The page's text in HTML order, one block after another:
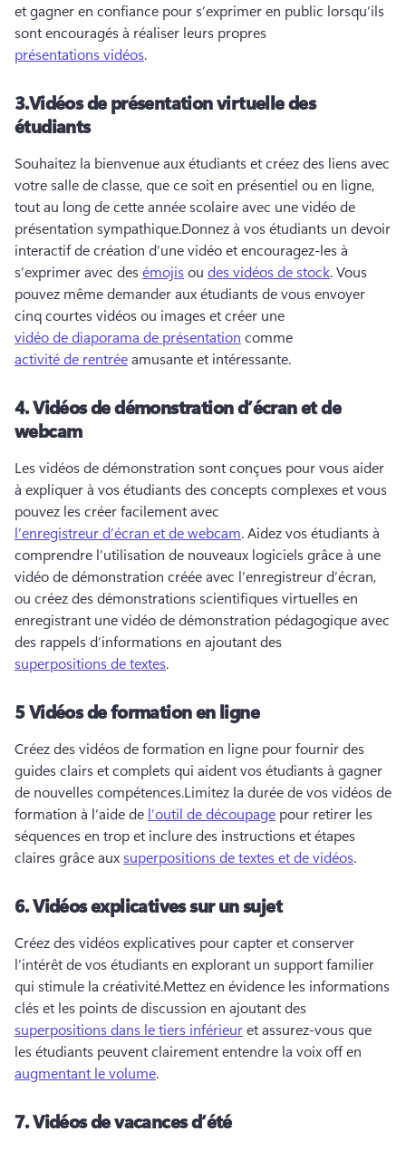
et gagner en confiance pour s’exprimer en public lorsqu’ils
sont encouragés à réaliser leurs propres
présentations vidéos.
3.Vidéos de présentation virtuelle des
étudiants
Souhaitez la bienvenue aux étudiants et créez des liens avec
votre salle de classe, que ce soit en présentiel ou en ligne,
tout au long de cette année scolaire avec une vidéo de
présentation sympathique.Donnez à vos étudiants un devoir
interactif de création d’une vidéo et encouragez-les à
s’exprimer avec des émojis ou des vidéos de stock. Vous
pouvez même demander aux étudiants de vous envoyer
cinq courtes vidéos ou images et créer une
vidéo de diaporama de présentation comme
activité de rentrée amusante et intéressante.
4.Vidéos de démonstration d’écran et de
webcam
Les vidéos de démonstration sont conçues pour vous aider
à expliquer à vos étudiants des concepts complexes et vous
pouvez les créer facilement avec
l’enregistreur d’écran et de webcam. Aidez vos étudiants à
comprendre l’utilisation de nouveaux logiciels grâce à une
vidéo de démonstration créée avec l’enregistreur d’écran,
ou créez des démonstrations scientifiques virtuelles en
enregistrant une vidéo de démonstration pédagogique avec
des rappels d’informations en ajoutant des
superpositions de textes.
5Vidéos de formation en ligne
Créez des vidéos de formation en ligne pour fournir des
guides clairs et complets qui aident vos étudiants à gagner
de nouvelles compétences.Limitez la durée de vos vidéos de
formation à l’aide de l’outil de découpage pour retirer les
séquences en trop et inclure des instructions et étapes
claires grâce aux superpositions de textes et de vidéos.
6.Vidéos explicatives sur un sujet
Créez des vidéos explicatives pour capter et conserver
l’intérêt de vos étudiants en explorant un support familier
qui stimule la créativité.Mettez en évidence les informations
clés et les points de discussion en ajoutant des
superpositions dans le tiers inférieur et assurez-vous que
les étudiants peuvent clairement entendre la voix off en
augmentant le volume.
7.Vidéos de vacances d’été